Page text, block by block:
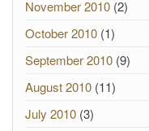
November 2010 (2)
October 2010 (1)
September 2010 (9)
August 2010 (11)
July 2010 (3)